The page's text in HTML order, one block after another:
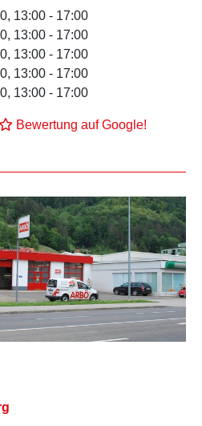
13:00 - 17:00
13:00 - 17:00
13:00 - 17:00
13:00 - 17:00
13:00 - 17:00
Bewertung auf Google!